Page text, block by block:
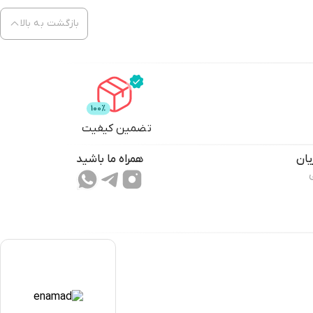
بازگشت به بالا
تضمین کیفیت
همراه ما باشید